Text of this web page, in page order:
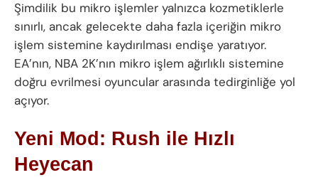
Şimdilik bu mikro işlemler yalnızca kozmetiklerle
sınırlı, ancak gelecekte daha fazla içeriğin mikro
işlem sistemine kaydırılması endişe yaratıyor.
EA’nın, NBA 2K’nın mikro işlem ağırlıklı sistemine
doğru evrilmesi oyuncular arasında tedirginliğe yol
açıyor.
Yeni Mod: Rush ile Hızlı
Heyecan